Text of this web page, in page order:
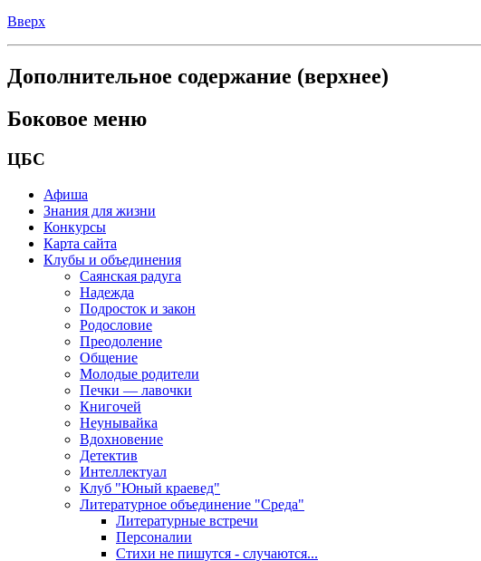
Вверх
Дополнительное содержание (верхнее)
Боковое меню
ЦБС
Афиша
Знания для жизни
Конкурсы
Карта сайта
Клубы и объединения
Саянская радуга
Надежда
Подросток и закон
Родословие
Преодоление
Общение
Молодые родители
Печки — лавочки
Книгочей
Неунывайка
Вдохновение
Детектив
Интеллектуал
Клуб "Юный краевед"
Литературное объединение "Среда"
Литературные встречи
Персоналии
Стихи не пишутся - случаются...